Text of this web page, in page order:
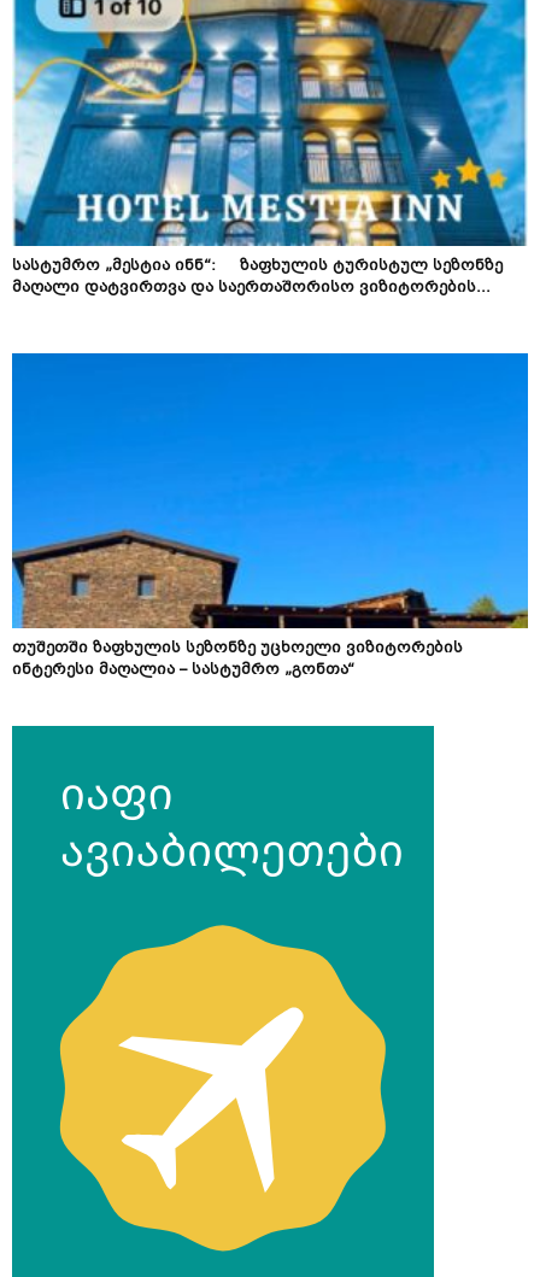
სასტუმრო „მესტია ინნ“: ზაფხულის ტურისტულ სეზონზე
მაღალი დატვირთვა და საერთაშორისო ვიზიტორების...
თუშეთში ზაფხულის სეზონზე უცხოელი ვიზიტორების
ინტერესი მაღალია – სასტუმრო „გონთა“